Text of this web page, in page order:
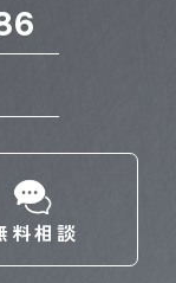
料相談